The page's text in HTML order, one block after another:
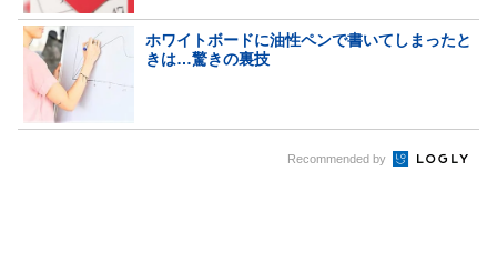
ホワイトボードに油性ペンで書いてしまったと
きは…驚きの裏技
Recommended by